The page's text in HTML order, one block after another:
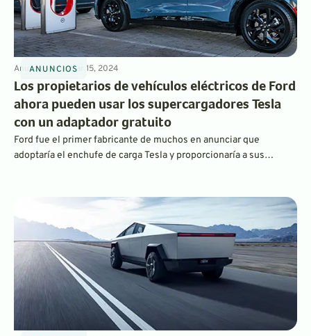
ANUNCIOS
Anuncios4minMar 15, 2024
Los propietarios de vehículos eléctricos de Ford
ahora pueden usar los supercargadores Tesla
con un adaptador gratuito
Ford fue el primer fabricante de muchos en anunciar que
adoptaría el enchufe de carga Tesla y proporcionaría a sus
los conductores de Ford puedan acceder a los cargadores Tesla
mientras viajan.